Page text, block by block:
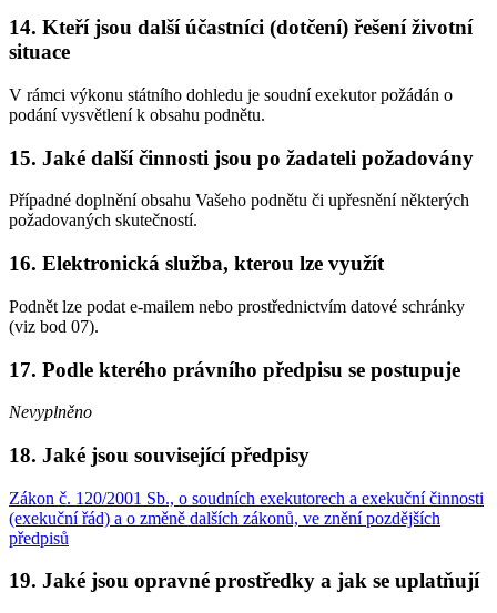
14. Kteří jsou další účastníci (dotčení) řešení životní
situace
V rámci výkonu státního dohledu je soudní exekutor požádán o
podání vysvětlení k obsahu podnětu.
15. Jaké další činnosti jsou po žadateli požadovány
Případné doplnění obsahu Vašeho podnětu či upřesnění některých
požadovaných skutečností.
16. Elektronická služba, kterou lze využít
Podnět lze podat e-mailem nebo prostřednictvím datové schránky
(viz bod 07).
17. Podle kterého právního předpisu se postupuje
Nevyplněno
18. Jaké jsou související předpisy
Zákon č. 120/2001 Sb., o soudních exekutorech a exekuční činnosti
(exekuční řád) a o změně dalších zákonů, ve znění pozdějších
předpisů
19. Jaké jsou opravné prostředky a jak se uplatňují